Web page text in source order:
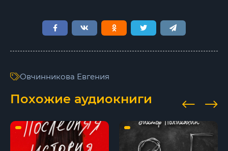
Овчинникова Евгения
Похожие аудиокниги